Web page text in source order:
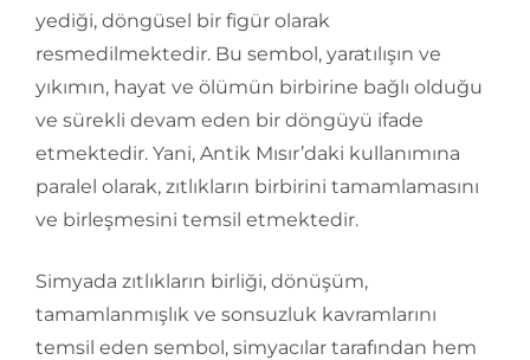
yediği, döngüsel bir figür olarak
resmedilmektedir. Bu sembol, yaratılışın ve
yıkımın, hayat ve ölümün birbirine bağlı olduğu
ve sürekli devam eden bir döngüyü ifade
etmektedir. Yani, Antik Mısır’daki kullanımına
paralel olarak, zıtlıkların birbirini tamamlamasını
ve birleşmesini temsil etmektedir.
Simyada zıtlıkların birliği, dönüşüm,
tamamlanmışlık ve sonsuzluk kavramlarını
temsil eden sembol, simyacılar tarafından hem